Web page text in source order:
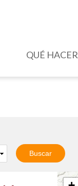
QUÉ HACER